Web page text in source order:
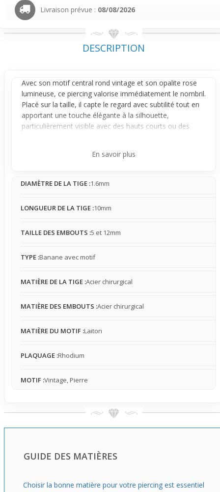
Livraison prévue : 08/08/2026
DESCRIPTION
Avec son motif central rond vintage et son opalite rose
lumineuse, ce piercing valorise immédiatement le nombril.
Placé sur la taille, il capte le regard avec subtilité tout en
apportant une touche élégante à la silhouette,
particulièrement visible avec des hauts courts ou des
Doté d'une tige en acier chirurgical, son design en forme
faire oublier au quotidien, même s’il peut parfois
parfaitement adapté à un usage occasionnel, où il met en
Facilement intégré à des looks estivaux comme ceux de
une touche vintage douce et colorée. Ce piercing convient
authentique du ventre lors des beaux jours.
En savoir plus
DIAMÈTRE DE LA TIGE :1.6mm
LONGUEUR DE LA TIGE :10mm
TAILLE DES EMBOUTS :5 et 12mm
TYPE :Banane avec motif
MATIÈRE DE LA TIGE :Acier chirurgical
MATIÈRE DES EMBOUTS :Acier chirurgical
MATIÈRE DU MOTIF :Laiton
PLAQUAGE :Rhodium
MOTIF :Vintage, Pierre
GUIDE DES MATIÈRES
Choisir la bonne matière pour votre piercing est essentiel